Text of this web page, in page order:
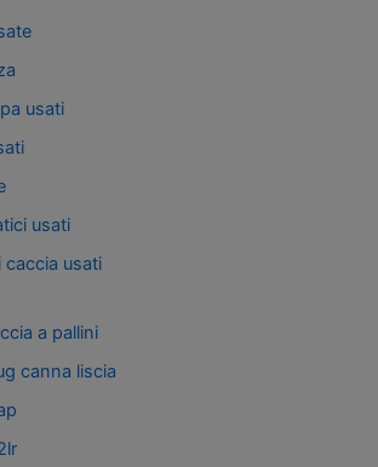
usati
usati
usati
a pallini
canna liscia